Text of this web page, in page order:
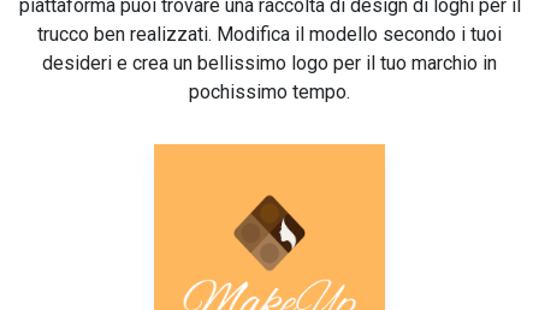
piattaforma puoi trovare una raccolta di design di loghi per il
trucco ben realizzati. Modifica il modello secondo i tuoi
desideri e crea un bellissimo logo per il tuo marchio in
pochissimo tempo.